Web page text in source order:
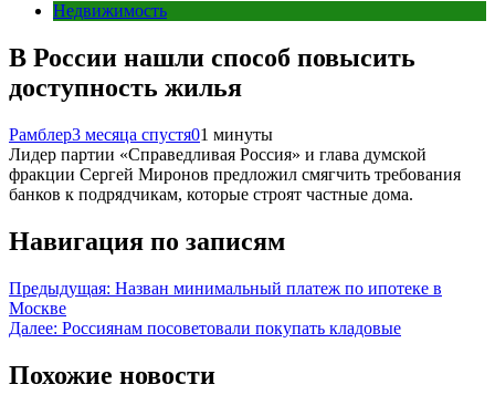
Недвижимость
В России нашли способ повысить
доступность жилья
Рамблер3 месяца спустя01 минуты
Лидер партии «Справедливая Россия» и глава думской
фракции Сергей Миронов предложил смягчить требования
банков к подрядчикам, которые строят частные дома.
Навигация по записям
Предыдущая: Назван минимальный платеж по ипотеке в
Москве
Далее: Россиянам посоветовали покупать кладовые
Похожие новости